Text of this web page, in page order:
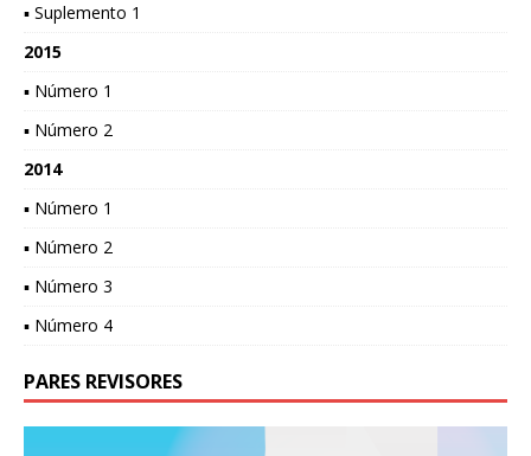
▪ Suplemento 1
2015
▪ Número 1
▪ Número 2
2014
▪ Número 1
▪ Número 2
▪ Número 3
▪ Número 4
PARES REVISORES